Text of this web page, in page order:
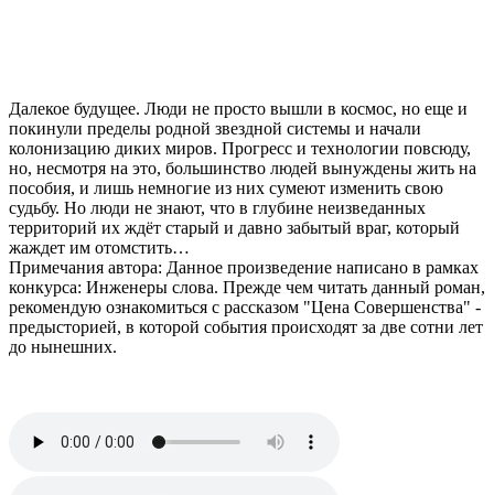
Далекое будущее. Люди не просто вышли в космос, но еще и
покинули пределы родной звездной системы и начали
колонизацию диких миров. Прогресс и технологии повсюду,
но, несмотря на это, большинство людей вынуждены жить на
пособия, и лишь немногие из них сумеют изменить свою
судьбу. Но люди не знают, что в глубине неизведанных
территорий их ждёт старый и давно забытый враг, который
жаждет им отомстить…
Примечания автора: Данное произведение написано в рамках
конкурса: Инженеры слова. Прежде чем читать данный роман,
рекомендую ознакомиться с рассказом "Цена Совершенства" -
предысторией, в которой события происходят за две сотни лет
до нынешних.